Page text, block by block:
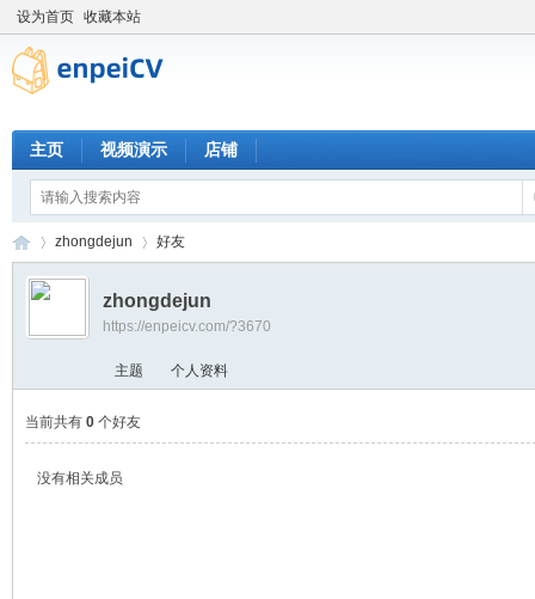
设为首页 收藏本站
主页 视频演示 店铺
›
zhongdejun 好友
zhongdejun
https://enpeicv.com/?3670
主题 个人资料
当前共有 0 个好友
没有相关成员